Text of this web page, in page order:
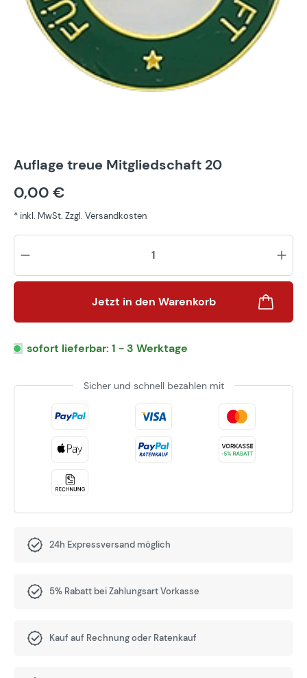
Auflage treue Mitgliedschaft 20
0,00 €
* inkl. MwSt. Zzgl. Versandkosten
Jetzt in den Warenkorb
sofort lieferbar: 1 - 3 Werktage
Sicher und schnell bezahlen mit
24h Expressversand möglich
5% Rabatt bei Zahlungsart Vorkasse
Kauf auf Rechnung oder Ratenkauf